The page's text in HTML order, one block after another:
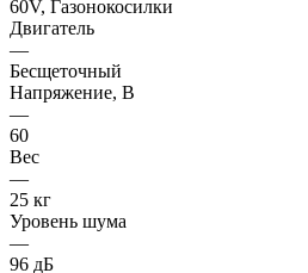
60V, Газонокосилки
Двигатель
—
Бесщеточный
Напряжение, В
—
60
Вес
—
25 кг
Уровень шума
—
96 дБ